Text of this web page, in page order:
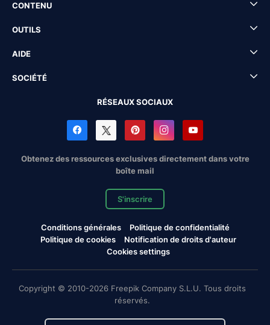
CONTENU
OUTILS
AIDE
SOCIÉTÉ
RÉSEAUX SOCIAUX
Obtenez des ressources exclusives directement dans votre
boîte mail
S'inscrire
Conditions générales
Politique de confidentialité
Politique de cookies
Notification de droits d'auteur
Cookies settings
Copyright © 2010-2026 Freepik Company S.L.U. Tous droits
réservés.